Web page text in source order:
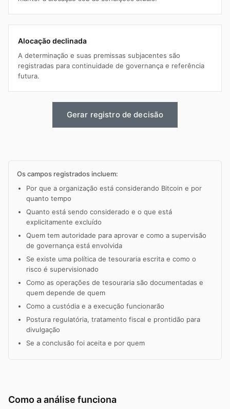
Alocação declinada
A determinação e suas premissas subjacentes são
registradas para continuidade de governança e referência
futura.
Gerar registro de decisão
Os campos registrados incluem:
Por que a organização está considerando Bitcoin e por
quanto tempo
Quanto está sendo considerado e o que está
explicitamente excluído
Quem tem autoridade para aprovar e como a supervisão
de governança está envolvida
Se existe uma política de tesouraria escrita e como o
risco é supervisionado
Como as operações de tesouraria são documentadas e
quem depende de quem
Como a custódia e a execução funcionarão
Postura regulatória, tratamento fiscal e prontidão para
divulgação
Se a conclusão foi aceita e por quem
Como a análise funciona